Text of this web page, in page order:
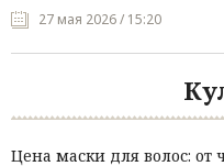
27 мая 2026 / 15:20
Цена маски для волос: от